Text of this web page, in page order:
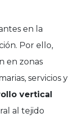
en la
Por ello,
en zonas
servicios y
vertical
al tejido